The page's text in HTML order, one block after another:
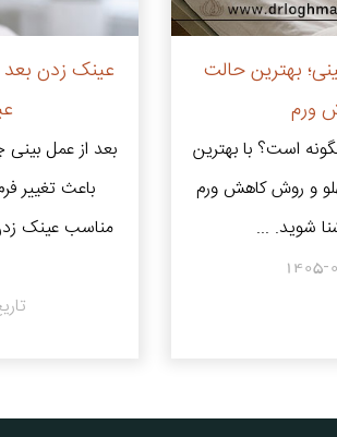
بهترین حالت
ورم
است؟ با بهترین
و روش کاهش ورم
شوید. ...
1405-
عینک زدن بعد
بعد از عمل
باعث تغییر
مناسب عینک